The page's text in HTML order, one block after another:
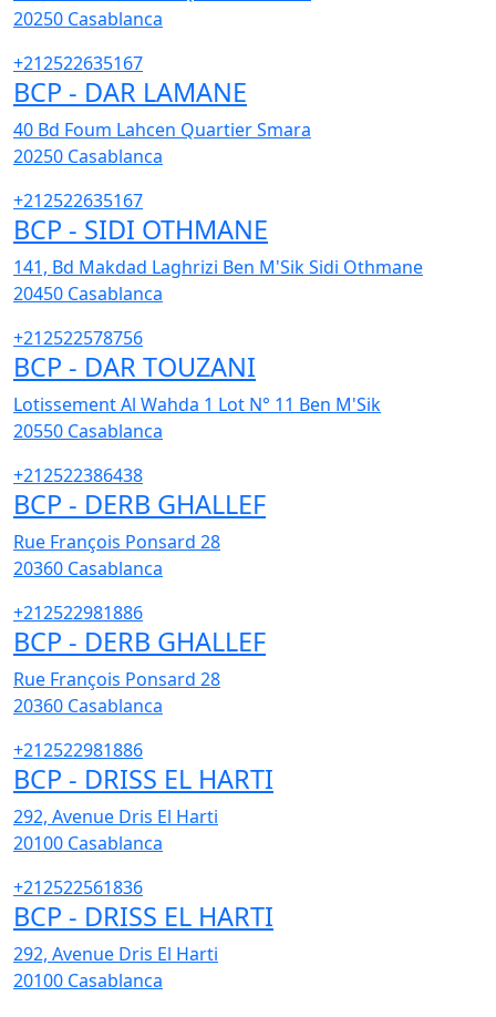
20250 Casablanca
+212522635167
BCP - DAR LAMANE
40 Bd Foum Lahcen Quartier Smara
20250 Casablanca
+212522635167
BCP - SIDI OTHMANE
141, Bd Makdad Laghrizi Ben M'Sik Sidi Othmane
20450 Casablanca
+212522578756
BCP - DAR TOUZANI
Lotissement Al Wahda 1 Lot N° 11 Ben M'Sik
20550 Casablanca
+212522386438
BCP - DERB GHALLEF
Rue François Ponsard 28
20360 Casablanca
+212522981886
BCP - DERB GHALLEF
Rue François Ponsard 28
20360 Casablanca
+212522981886
BCP - DRISS EL HARTI
292, Avenue Dris El Harti
20100 Casablanca
+212522561836
BCP - DRISS EL HARTI
292, Avenue Dris El Harti
20100 Casablanca